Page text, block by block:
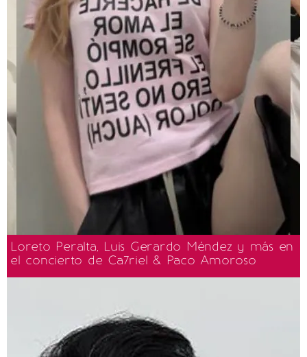
Loreto Peralta, Luis Gerardo Méndez y más en
el concierto de Ca7riel & Paco Amoroso